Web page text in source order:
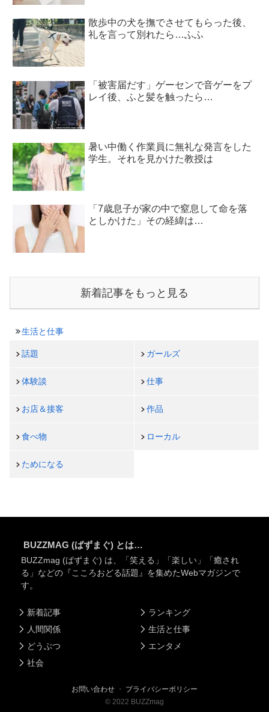
散歩中の犬を撫でさせてもらった後、
礼を言って別れたら…ふふ
「被害届だす」ゲーセンで音ゲーをプ
レイ後、ふと髪を触ったら…
暑い中働く作業員に無礼な発言をした
学生。それを見かけた教授は
「7歳息子が家の中で窒息して命を落
としかけた」その経緯は…
新着記事をもっと見る
生活と仕事
話題 ガールズ
体験談 仕事
お店＆接客 作品
食べ物 ローカル
ためになる
BUZZMAG (ばずまぐ) とは…
BUZZmag (ばずまぐ) は、「笑える」「楽しい」「癒され
る」などの『こころおどる話題』を集めたWebマガジンで
す。
新着記事
人間関係
どうぶつ
社会
ランキング
生活と仕事
エンタメ
お問い合わせ ・ プライバシーポリシー
© 2022 BUZZmag